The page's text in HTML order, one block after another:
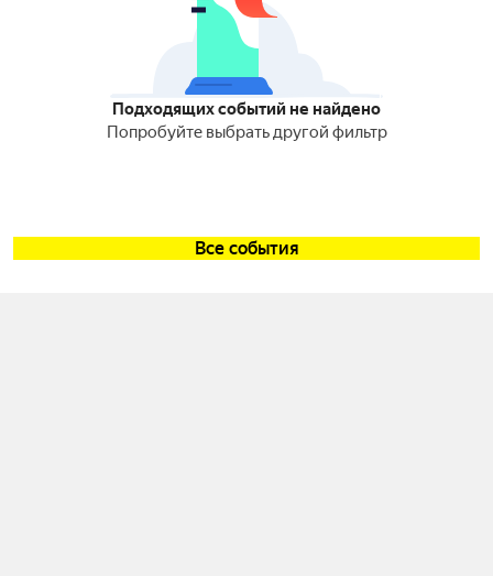
Подходящих событий не найдено
Попробуйте выбрать другой фильтр
Все события